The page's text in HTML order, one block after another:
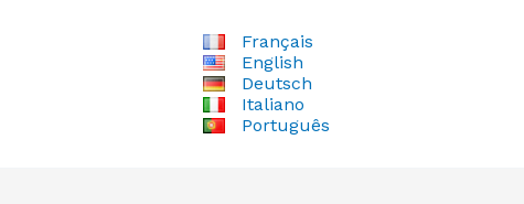
Français
English
Deutsch
Italiano
Português